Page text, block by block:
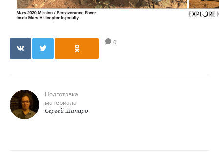
0
Подготовка
материала
Сергей Шапиро